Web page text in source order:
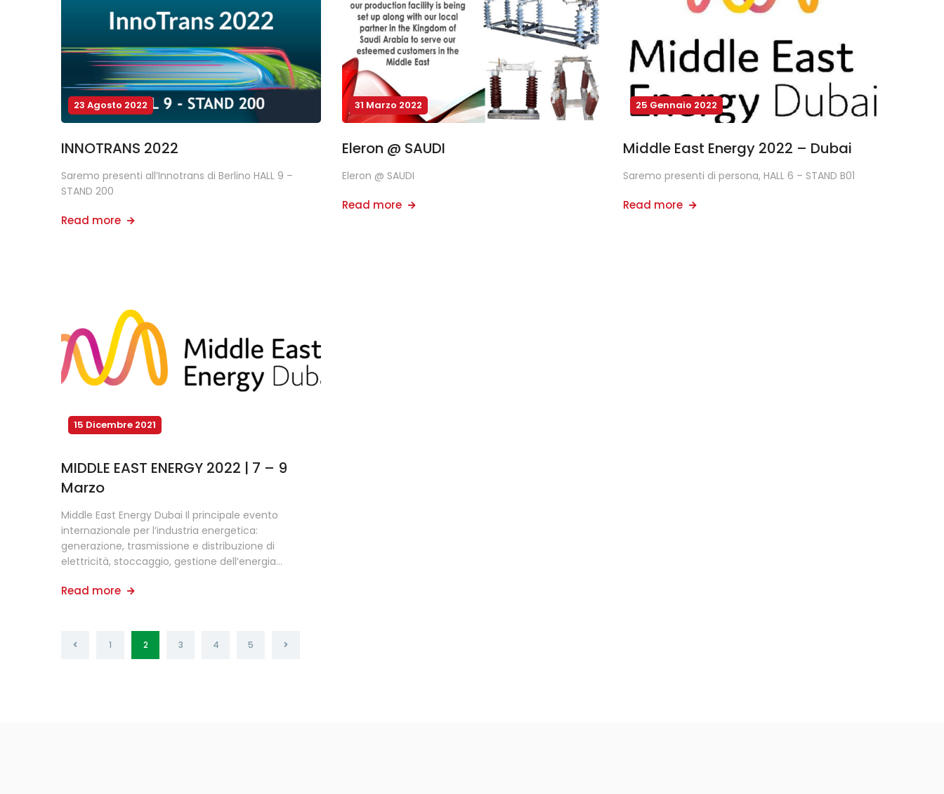
23 Agosto 2022
INNOTRANS 2022
Saremo presenti all’Innotrans di Berlino HALL 9 –
STAND 200
Read more
31 Marzo 2022
Eleron @ SAUDI
Eleron @ SAUDI
Read more
25 Gennaio 2022
Middle East Energy 2022 – Dubai
Saremo presenti di persona, HALL 6 – STAND B01
Read more
15 Dicembre 2021
MIDDLE EAST ENERGY 2022 | 7 – 9
Marzo
Middle East Energy Dubai Il principale evento
internazionale per l’industria energetica:
generazione, trasmissione e distribuzione di
elettricità, stoccaggio, gestione dell’energia…
Read more
1 2 3 4 5